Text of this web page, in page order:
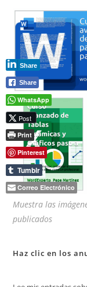
Muestra las
publicados
Haz clic en los
Share
Share
WhatsApp
Post
Print
Pinterest
Tumblr
Correo Electrónico